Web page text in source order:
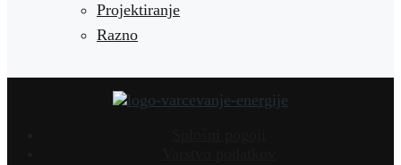
Projektiranje
Razno